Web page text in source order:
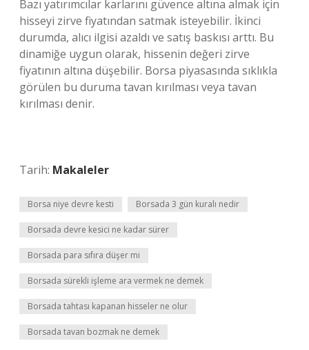
Bazı yatırımcılar karlarını güvence altına almak için
hisseyi zirve fiyatından satmak isteyebilir. İkinci
durumda, alıcı ilgisi azaldı ve satış baskısı arttı. Bu
dinamiğe uygun olarak, hissenin değeri zirve
fiyatının altına düşebilir. Borsa piyasasında sıklıkla
görülen bu duruma tavan kırılması veya tavan
kırılması denir.
Tarih: Makaleler
Borsa niye devre kesti Borsada 3 gün kuralı nedir
Borsada devre kesici ne kadar sürer
Borsada para sıfıra düşer mi
Borsada sürekli işleme ara vermek ne demek
Borsada tahtası kapanan hisseler ne olur
Borsada tavan bozmak ne demek